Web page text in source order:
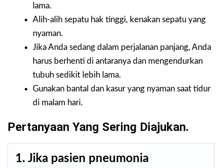
lama.
Alih-alih sepatu hak tinggi, kenakan sepatu yang
nyaman.
Jika Anda sedang dalam perjalanan panjang, Anda
harus berhenti di antaranya dan mengendurkan
tubuh sedikit lebih lama.
Gunakan bantal dan kasur yang nyaman saat tidur
di malam hari.
Pertanyaan Yang Sering Diajukan.
1. Jika pasien pneumonia